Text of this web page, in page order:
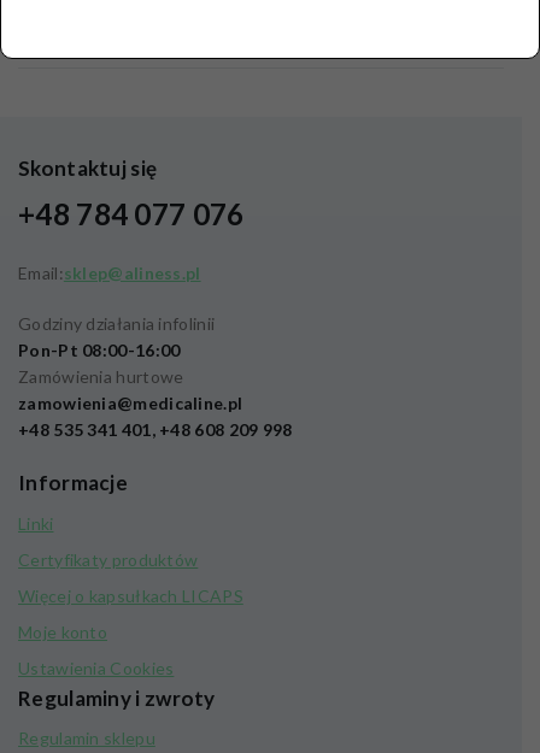
Skontaktuj się
+48 784 077 076
Email:sklep@aliness.pl
Godziny działania infolinii
Pon-Pt 08:00-16:00
Zamówienia hurtowe
zamowienia@medicaline.pl
+48 535 341 401, +48 608 209 998
Informacje
Linki
Certyfikaty produktów
Więcej o kapsułkach LICAPS
Moje konto
Ustawienia Cookies
Regulaminy i zwroty
Regulamin sklepu